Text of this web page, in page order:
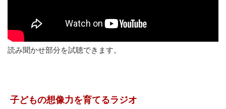
読み聞かせ部分を試聴できます。
子どもの想像力を育てるラジオ